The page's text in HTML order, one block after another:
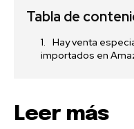
Tabla de
Hay venta
importados en
Leer más